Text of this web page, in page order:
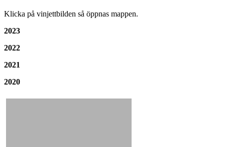
Klicka på vinjettbilden så öppnas mappen.
2023
2022
2021
2020